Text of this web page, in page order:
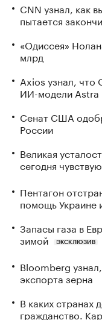
CNN узнал, как
пытается
«Одиссея»
млрд
Axios узнал, что
ИИ-модели Astra
Сенат США
России
Великая
сегодня
Пентагон
помощь Украине
Запасы газа в
зимой
ЭКСКЛЮЗИВ
Bloomberg
экспорта зерна
В каких странах
гражданство.